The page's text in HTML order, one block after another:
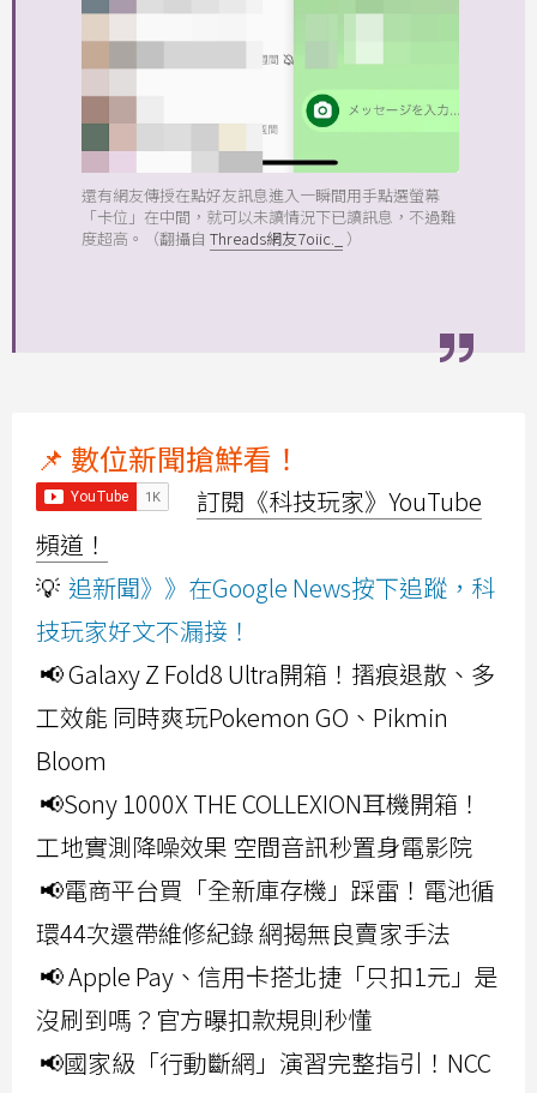
還有網友傳授在點好友訊息進入一瞬間用手點選螢幕
「卡位」在中間，就可以未讀情況下已讀訊息，不過難
度超高。（翻攝自 Threads網友7oiic._ ）
📌 數位新聞搶鮮看！
訂閱《科技玩家》YouTube
頻道！
💡 追新聞》》在Google News按下追蹤，科
技玩家好文不漏接！
📢 Galaxy Z Fold8 Ultra開箱！摺痕退散、多
工效能 同時爽玩Pokemon GO、Pikmin
Bloom
📢Sony 1000X THE COLLEXION耳機開箱！
工地實測降噪效果 空間音訊秒置身電影院
📢電商平台買「全新庫存機」踩雷！電池循
環44次還帶維修紀錄 網揭無良賣家手法
📢 Apple Pay、信用卡搭北捷「只扣1元」是
沒刷到嗎？官方曝扣款規則秒懂
📢國家級「行動斷網」演習完整指引！NCC